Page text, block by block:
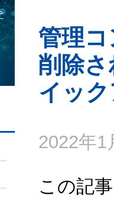
管理
削除
イッ
2022年1
この記